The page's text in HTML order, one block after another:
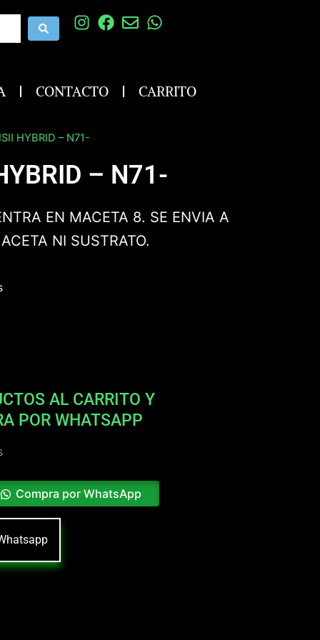
CONTACTO CARRITO
HYBRID – N71-
– N71-
EN MACETA 8. SE ENVIA A
NI SUSTRATO.
AL CARRITO Y
POR WHATSAPP
Compra por WhatsApp